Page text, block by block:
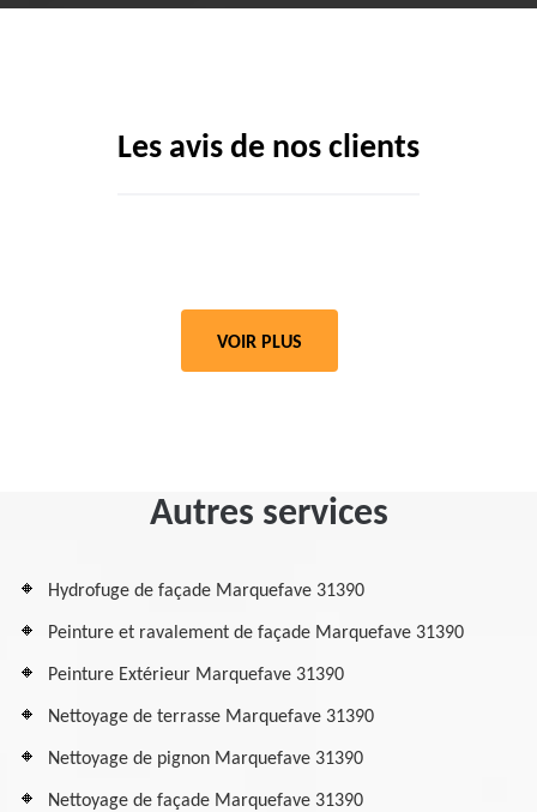
Les avis de nos clients
VOIR PLUS
Autres services
Hydrofuge de façade Marquefave 31390
Peinture et ravalement de façade Marquefave 31390
Peinture Extérieur Marquefave 31390
Nettoyage de terrasse Marquefave 31390
Nettoyage de pignon Marquefave 31390
Nettoyage de façade Marquefave 31390